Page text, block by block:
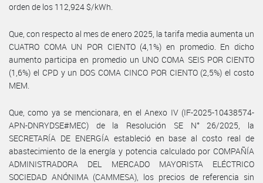
orden de los 112,924 $/kWh.
Que, con respecto al mes de enero 2025, la tarifa media aumenta un
CUATRO COMA UN POR CIENTO (4,1%) en promedio. En dicho
aumento participa en promedio un UNO COMA SEIS POR CIENTO
(1,6%) el CPD y un DOS COMA CINCO POR CIENTO (2,5%) el costo
MEM.
Que, como ya se mencionara, en el Anexo IV (IF-2025-10438574-
APN-DNRYDSE#MEC) de la Resolución SE N° 26/2025, la
SECRETARÍA DE ENERGÍA estableció en base al costo real de
abastecimiento de la energía y potencia calculado por COMPAÑÍA
ADMINISTRADORA DEL MERCADO MAYORISTA ELÉCTRICO
SOCIEDAD ANÓNIMA (CAMMESA), los precios de referencia sin